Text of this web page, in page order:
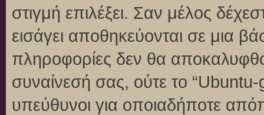
στιγμή επιλέξει. Σαν μέλος
εισάγει αποθηκεύονται σε μια
πληροφορίες δεν θα
συναίνεσή σας, ούτε το
υπεύθυνοι για οποιαδήποτε